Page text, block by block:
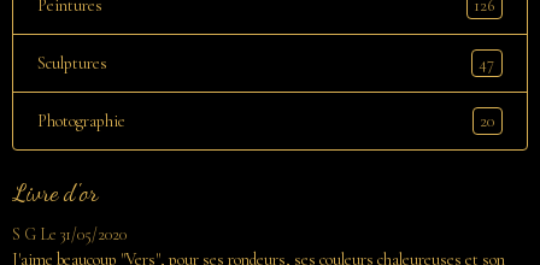
Peintures 126
Sculptures 47
Photographie 20
Livre d'or
S G Le 31/05/2020
J'aime beaucoup "Vers", pour ses rondeurs, ses couleurs chaleureuses et son